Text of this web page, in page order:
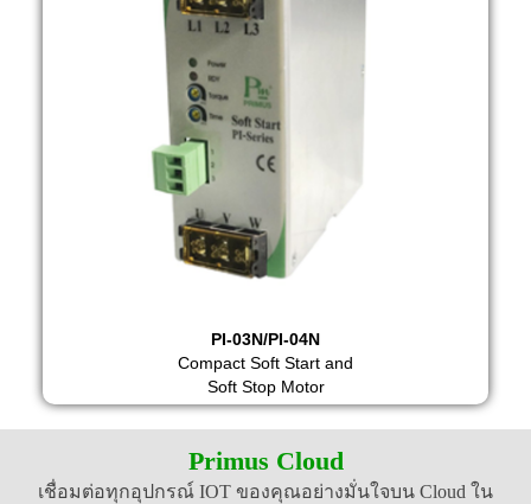
PI-03N/PI-04N
Compact Soft Start and
Soft Stop Motor
Primus Cloud
เชื่อมต่อทุกอุปกรณ์ IOT ของคุณอย่างมั่นใจบน Cloud ใน